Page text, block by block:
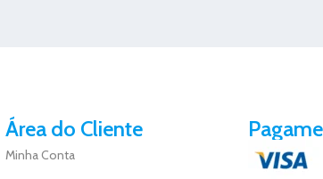
Área do Cliente
Minha Conta